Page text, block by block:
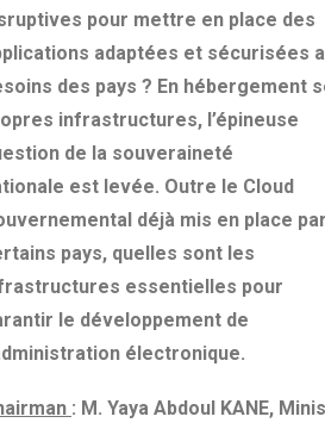
pour mettre en place des
adaptées et sécurisées
des pays ? En hébergement
infrastructures, l’épineuse
de la souveraineté
est levée. Outre le Cloud
déjà mis en place
pays, quelles sont les
essentielles pour
le développement de
électronique.
: M. Yaya Abdoul KANE,